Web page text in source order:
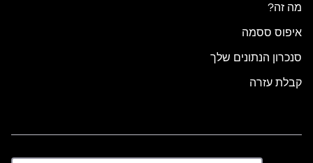
מה זה?
איפוס ססמה
סנכרון הנתונים שלך
קבלת עזרה